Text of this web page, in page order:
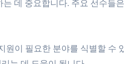
데 중요합니다. 주요 선수들
원이 필요한 분야를 식별할 수